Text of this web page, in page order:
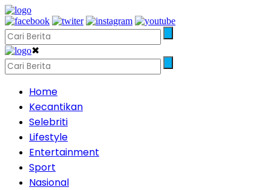
✖
Home
Kecantikan
Selebriti
Lifestyle
Entertainment
Sport
Nasional